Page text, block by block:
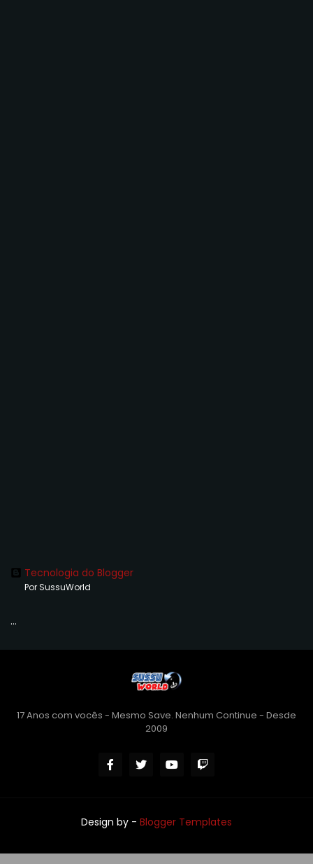
Tecnologia do Blogger
Por SussuWorld
...
17 Anos com vocês - Mesmo Save. Nenhum Continue - Desde
2009
Design by - Blogger Templates